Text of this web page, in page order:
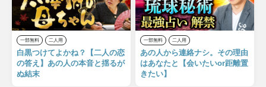
一部無料 二人用
白黒つけてよかね？【二人の恋
の答え】あの人の本音と揺るが
ぬ結末
一部無料 二人用
あの人から連絡ナシ。その理由
はあなたと【会いたいor距離置
きたい】